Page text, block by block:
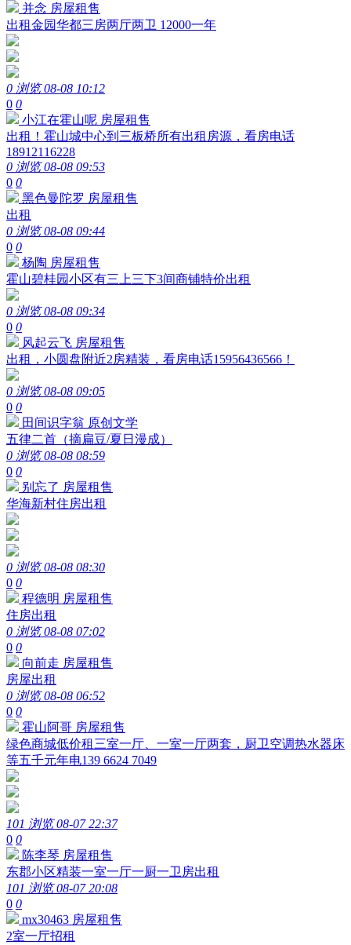
并念 房屋租售
出租金园华都三房两厅两卫 12000一年
0 浏览 08-08 10:12
0 0
小江在霍山呢 房屋租售
出租！霍山城中心到三板桥所有出租房源，看房电话
18912116228
0 浏览 08-08 09:53
0 0
黑色曼陀罗 房屋租售
出租
0 浏览 08-08 09:44
0 0
杨陶 房屋租售
霍山碧桂园小区有三上三下3间商铺特价出租
0 浏览 08-08 09:34
0 0
风起云飞 房屋租售
出租，小圆盘附近2房精装，看房电话15956436566！
0 浏览 08-08 09:05
0 0
田间识字翁 原创文学
五律二首（摘扁豆/夏日漫成）
0 浏览 08-08 08:59
0 0
别忘了 房屋租售
华海新村住房出租
0 浏览 08-08 08:30
0 0
程德明 房屋租售
住房出租
0 浏览 08-08 07:02
0 0
向前走 房屋租售
房屋出租
0 浏览 08-08 06:52
0 0
霍山阿哥 房屋租售
绿色商城低价租三室一厅、一室一厅两套，厨卫空调热水器床
等五千元年电139 6624 7049
101 浏览 08-07 22:37
0 0
陈李琴 房屋租售
东郡小区精装一室一厅一厨一卫房出租
101 浏览 08-07 20:08
0 0
mx30463 房屋租售
2室一厅招租